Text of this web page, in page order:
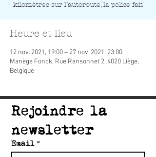
kilomètres sur l’autoroute, la police fait
Heure et lieu
12 nov. 2021, 19:00 – 27 nov. 2021, 23:00
Manège Fonck, Rue Ransonnet 2, 4020 Liège,
Belgique
Rejoindre la
newsletter
Email *